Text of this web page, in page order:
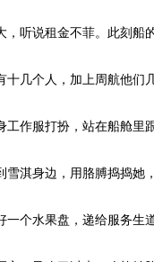
听说租金不菲。此刻船
几个人，加上周航他们
作服打扮，站在船舱里
淇身边，用胳膊捣捣她
个水果盘，递给服务生